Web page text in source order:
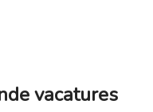
vacatures